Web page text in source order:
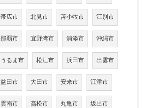
帯広市 北見市 苫小牧市 江別市
那覇市 宜野湾市 浦添市 沖縄市
うるま市 松江市 浜田市 出雲市
益田市 大田市 安来市 江津市
雲南市 高松市 丸亀市 坂出市